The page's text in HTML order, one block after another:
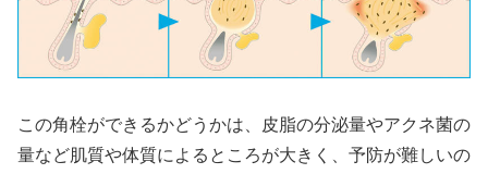
この角栓ができるかどうかは、皮脂の分泌量やアクネ菌の
量など肌質や体質によるところが大きく、予防が難しいの